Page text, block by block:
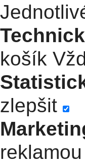
košík
zlepšit
reklamou